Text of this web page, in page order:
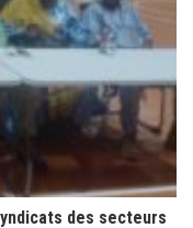
syndicats des secteurs